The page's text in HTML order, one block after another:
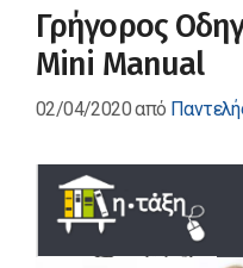
Γρήγορος
Mini Manual
02/04/2020από